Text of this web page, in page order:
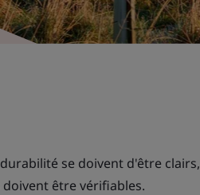
se doivent d'être clairs,
être vérifiables.